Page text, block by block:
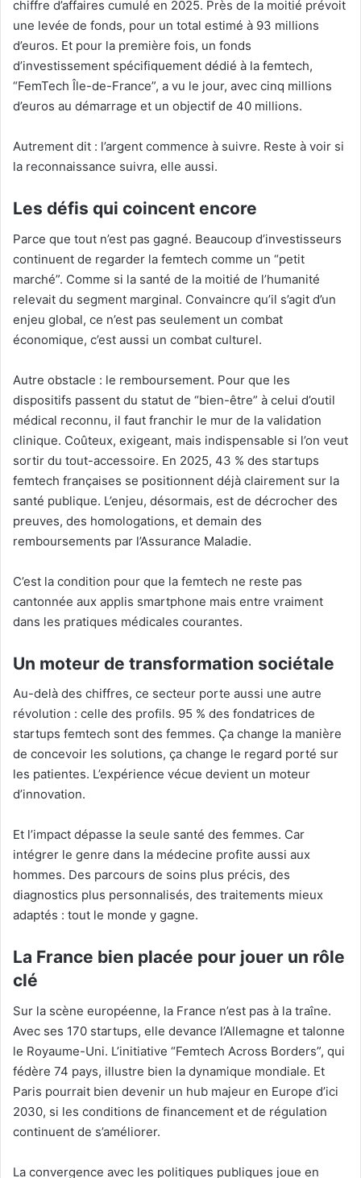
chiffre d’affaires cumulé en 2025. Près de la moitié prévoit
une levée de fonds, pour un total estimé à 93 millions
d’euros. Et pour la première fois, un fonds
d’investissement spécifiquement dédié à la femtech,
“FemTech Île-de-France”, a vu le jour, avec cinq millions
d’euros au démarrage et un objectif de 40 millions.
Autrement dit : l’argent commence à suivre. Reste à voir si
la reconnaissance suivra, elle aussi.
Les défis qui coincent encore
Parce que tout n’est pas gagné. Beaucoup d’investisseurs
continuent de regarder la femtech comme un “petit
marché”. Comme si la santé de la moitié de l’humanité
relevait du segment marginal. Convaincre qu’il s’agit d’un
enjeu global, ce n’est pas seulement un combat
économique, c’est aussi un combat culturel.
Autre obstacle : le remboursement. Pour que les
dispositifs passent du statut de “bien-être” à celui d’outil
médical reconnu, il faut franchir le mur de la validation
clinique. Coûteux, exigeant, mais indispensable si l’on veut
sortir du tout-accessoire. En 2025, 43 % des startups
femtech françaises se positionnent déjà clairement sur la
santé publique. L’enjeu, désormais, est de décrocher des
preuves, des homologations, et demain des
remboursements par l’Assurance Maladie.
C’est la condition pour que la femtech ne reste pas
cantonnée aux applis smartphone mais entre vraiment
dans les pratiques médicales courantes.
Un moteur de transformation sociétale
Au-delà des chiffres, ce secteur porte aussi une autre
révolution : celle des profils. 95 % des fondatrices de
startups femtech sont des femmes. Ça change la manière
de concevoir les solutions, ça change le regard porté sur
les patientes. L’expérience vécue devient un moteur
d’innovation.
Et l’impact dépasse la seule santé des femmes. Car
intégrer le genre dans la médecine profite aussi aux
hommes. Des parcours de soins plus précis, des
diagnostics plus personnalisés, des traitements mieux
adaptés : tout le monde y gagne.
La France bien placée pour jouer un rôle
clé
Sur la scène européenne, la France n’est pas à la traîne.
Avec ses 170 startups, elle devance l’Allemagne et talonne
le Royaume-Uni. L’initiative “Femtech Across Borders”, qui
fédère 74 pays, illustre bien la dynamique mondiale. Et
Paris pourrait bien devenir un hub majeur en Europe d’ici
2030, si les conditions de financement et de régulation
continuent de s’améliorer.
La convergence avec les politiques publiques joue en